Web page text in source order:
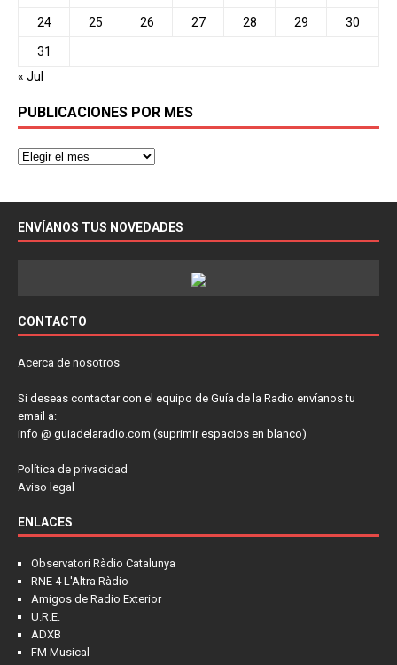
24 25 26 27 28 29 30
31
« Jul
PUBLICACIONES POR MES
ENVÍANOS TUS NOVEDADES
CONTACTO
Acerca de nosotros
Si deseas contactar con el equipo de Guía de la Radio envíanos tu
email a:
info @ guiadelaradio.com (suprimir espacios en blanco)
Política de privacidad
Aviso legal
ENLACES
Observatori Ràdio Catalunya
RNE 4 L'Altra Ràdio
Amigos de Radio Exterior
U.R.E.
ADXB
FM Musical